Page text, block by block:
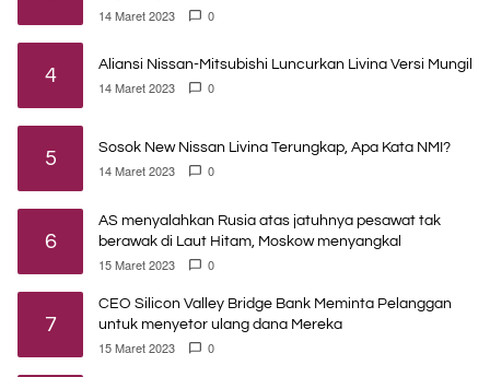
14 Maret 2023 0
4 Aliansi Nissan-Mitsubishi Luncurkan Livina Versi Mungil
14 Maret 2023 0
5 Sosok New Nissan Livina Terungkap, Apa Kata NMI?
14 Maret 2023 0
6
AS menyalahkan Rusia atas jatuhnya pesawat tak
berawak di Laut Hitam, Moskow menyangkal
15 Maret 2023 0
7
CEO Silicon Valley Bridge Bank Meminta Pelanggan
untuk menyetor ulang dana Mereka
15 Maret 2023 0